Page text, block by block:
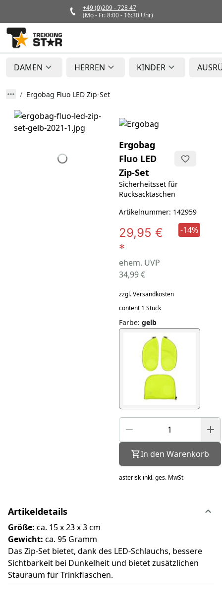
+49 (0)209 - 728 47
(Mo - Fr: 8:00 - 16:30 Uhr)
DAMEN HERREN KINDER
Ergobag Fluo LED Zip-Set
Ergobag
Fluo LED
Zip-Set
Sicherheitsset für
Rucksacktaschen
Artikelnummer: 142959
29,95 €
*
ehem. UVP
34,99 €
-14%
zzgl. Versandkosten
content 1 Stück
Farbe: gelb
In den Warenkorb
asterisk inkl. ges. MwSt
Artikeldetails
Größe: ca. 15 x 23 x 3 cm
Gewicht: ca. 95 Gramm
Das Zip-Set bietet, dank des LED-Schlauchs, bessere
Sichtbarkeit bei Dunkelheit und bietet zusätzlichen
Stauraum für Trinkflaschen.